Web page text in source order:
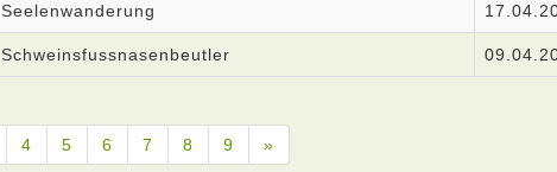
Seelenwanderung
Schweinsfussnasenbeutler
4 5 6 7 8 9 »